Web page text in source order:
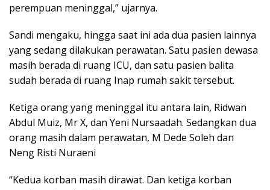
perempuan meninggal,” ujarnya.
Sandi mengaku, hingga saat ini ada dua pasien lainnya
yang sedang dilakukan perawatan. Satu pasien dewasa
masih berada di ruang ICU, dan satu pasien balita
sudah berada di ruang Inap rumah sakit tersebut.
Ketiga orang yang meninggal itu antara lain, Ridwan
Abdul Muiz, Mr X, dan Yeni Nursaadah. Sedangkan dua
orang masih dalam perawatan, M Dede Soleh dan
Neng Risti Nuraeni
“Kedua korban masih dirawat. Dan ketiga korban